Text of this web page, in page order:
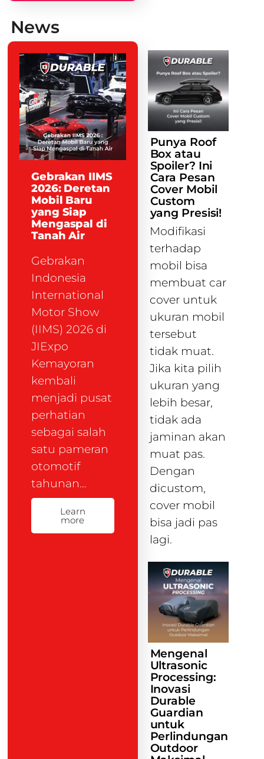
News
Gebrakan IIMS
2026: Deretan
Mobil Baru
yang Siap
Mengaspal di
Tanah Air
Gebrakan
Indonesia
International
Motor Show
(IIMS) 2026 di
JIExpo
Kemayoran
kembali
menjadi pusat
perhatian
sebagai salah
satu pameran
otomotif
tahunan…
Learn
more
Punya Roof
Box atau
Spoiler? Ini
Cara Pesan
Cover Mobil
Custom
yang Presisi!
Modifikasi
terhadap
mobil bisa
membuat car
cover untuk
ukuran mobil
tersebut
tidak muat.
Jika kita pilih
ukuran yang
lebih besar,
tidak ada
jaminan akan
muat pas.
Dengan
dicustom,
cover mobil
bisa jadi pas
lagi.
Mengenal
Ultrasonic
Processing:
Inovasi
Durable
Guardian
untuk
Perlindungan
Outdoor